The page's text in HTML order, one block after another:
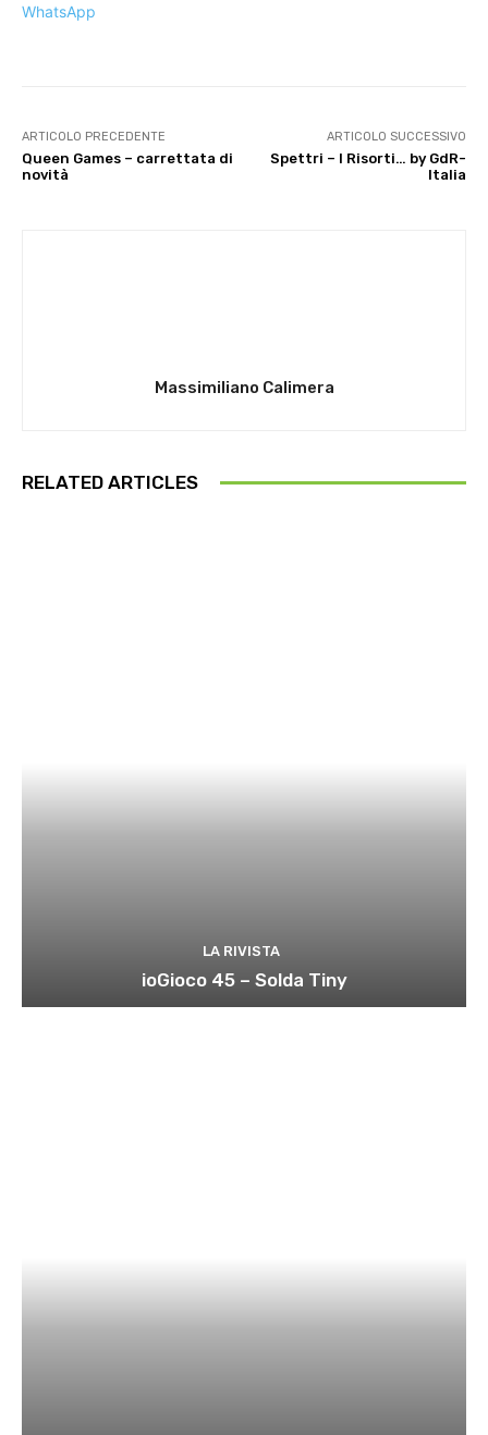
WhatsApp
ARTICOLO PRECEDENTE
Queen Games – carrettata di
novità
ARTICOLO SUCCESSIVO
Spettri – I Risorti… by GdR-
Italia
Massimiliano Calimera
RELATED ARTICLES
LA RIVISTA
ioGioco 45 – Solda Tiny